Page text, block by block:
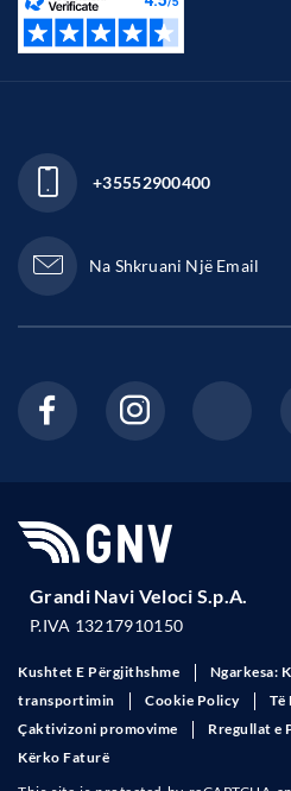
+35552900400
Na Shkruani Një Email
Grandi Navi Veloci S.p.A.
P.IVA 13217910150
Kushtet E Përgjithshme
Ngarkesa:
transportimin
Cookie Policy
Të
Çaktivizoni promovime
Rregullat e
Kërko Faturë